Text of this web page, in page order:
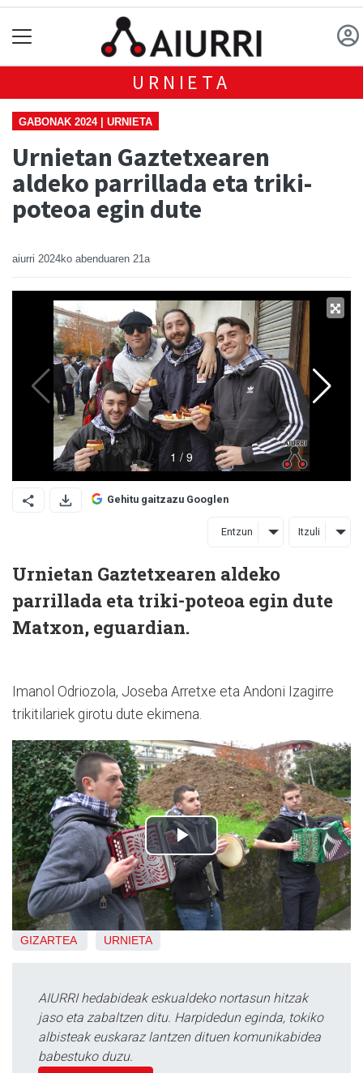
URNIETA
GABONAK 2024 | URNIETA
Urnietan Gaztetxearen
aldeko parrillada eta triki-
poteoa egin dute
aiurri 2024ko abenduaren 21a
Gehitu gaitzazu Googlen
Entzun Itzuli
Urnietan Gaztetxearen aldeko
parrillada eta triki-poteoa egin dute
Matxon, eguardian.
Imanol Odriozola, Joseba Arretxe eta Andoni Izagirre
trikitilariek girotu dute ekimena.
GIZARTEA URNIETA
AIURRI hedabideak eskualdeko nortasun hitzak
jaso eta zabaltzen ditu. Harpidedun eginda, tokiko
albisteak euskaraz lantzen dituen komunikabidea
babestuko duzu.